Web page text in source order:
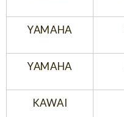
YAMAHA
YAMAHA
KAWAI